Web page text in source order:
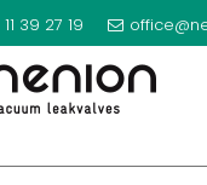
39 27 19